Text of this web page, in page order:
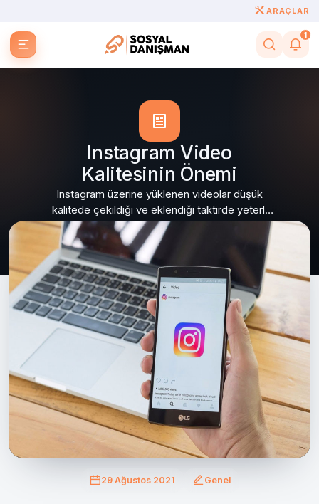
ARAÇLAR
1
Instagram Video
Kalitesinin Önemi
Instagram üzerine yüklenen videolar düşük
kalitede çekildiği ve eklendiği taktirde yeterli
beğeniyi elde etmek zorlaşır. Canlı renklere
sahip fotoğraf ve...
29 Ağustos 2021 Genel